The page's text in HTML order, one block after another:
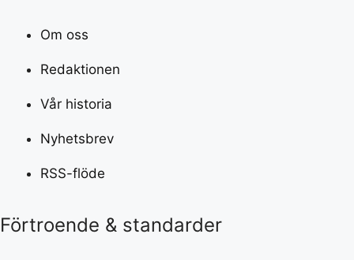
Om oss
Redaktionen
Vår historia
Nyhetsbrev
RSS-flöde
Förtroende & standarder